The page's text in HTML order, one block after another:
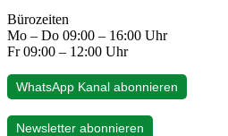
Bürozeiten
Mo – Do 09:00 – 16:00 Uhr
Fr 09:00 – 12:00 Uhr
WhatsApp Kanal abonnieren
Newsletter abonnieren